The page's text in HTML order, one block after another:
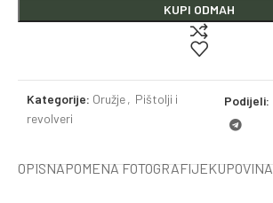
KUPI ODMAH
Kategorije: Oružje, Pištolji i
revolveri
Podijeli:
OPISNAPOMENA FOTOGRAFIJE